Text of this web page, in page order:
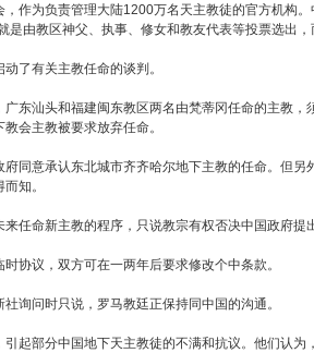
作为负责管理大陆1200万名天主教徒的官方机构
是由教区神父、执事、修女和教友代表等投票选出
了有关主教任命的谈判。
广东汕头和福建闽东教区两名由梵蒂冈任命的主教，
会主教被要求放弃任命。
府同意承认东北城市齐齐哈尔地下主教的任命。但另
知。
来任命新主教的程序，只说教宗有权否决中国政府提
协议，双方可在一两年后要求修改个中条款。
询问时只说，罗马教廷正保持同中国的沟通。
引起部分中国地下天主教徒的不满和抗议。他们认为